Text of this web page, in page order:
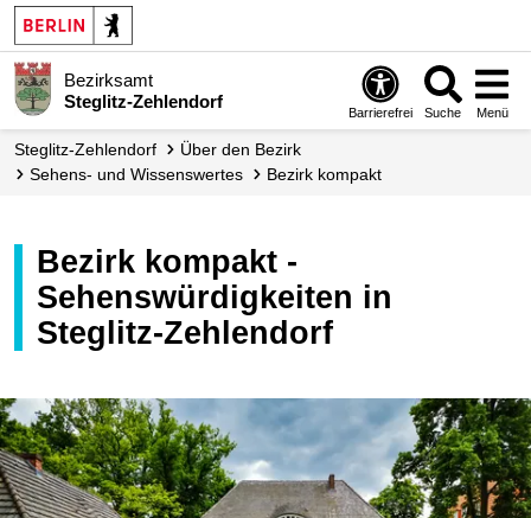
Bezirksamt
Steglitz-Zehlendorf
Barrierefrei Suche Menü
Steglitz-Zehlendorf
Über den Bezirk
Sehens- und Wissenswertes
Bezirk kompakt
Bezirk kompakt -
Sehenswürdigkeiten in
Steglitz-Zehlendorf